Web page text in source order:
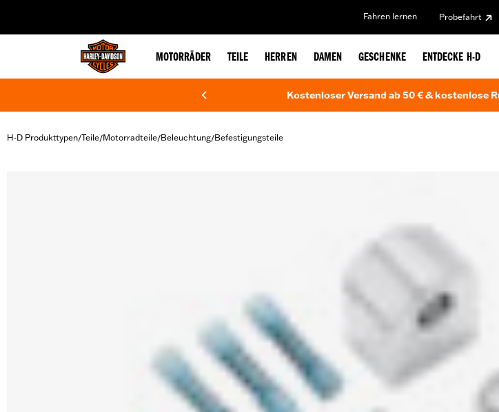
Fahren lernen Probefahrt
MOTORRÄDER TEILE HERREN DAMEN GESCHENKE ENTDECKE H-D
Kostenloser Versand ab 50 € & kostenlose
H-D Produkttypen/Teile/Motorradteile/Beleuchtung/Befestigungsteile